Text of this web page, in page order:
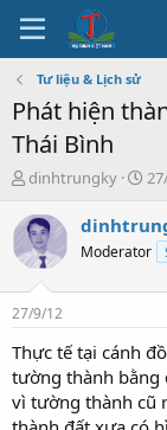
Tư liệu & Lịch sử
Phát hiện
Thái Bình
T
r
e
a
s
t
a
r
t
e
dinhtrungky
N
à
b
ầ
Moderator
27/9/12
Thực tế tại cánh
tường thành bằng
vì tường thành cũ